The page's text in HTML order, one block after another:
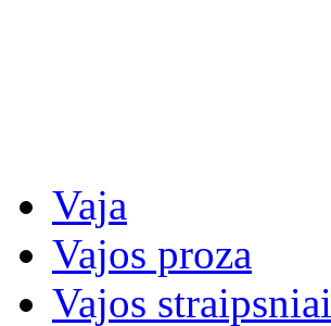
Vaja
Vajos proza
Vajos straipsniai